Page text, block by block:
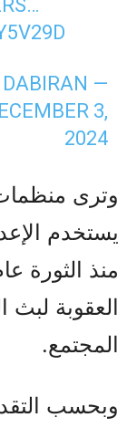
…
DABIRAN
3,
2024
وترى
يستخدم
العقوبة
المجتمع.
وبحسب